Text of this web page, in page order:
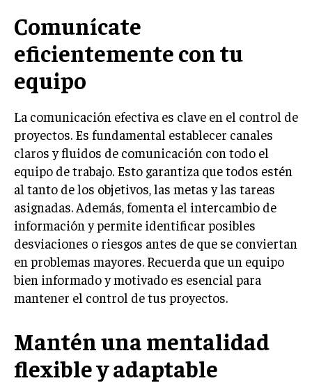
ALIANZAS ESTRATÉGICAS
TECNOLOGIA
SOSTENIBILIDAD Y MEDIO AMBIENTE
TRANSFORMACIÓN DIGITAL
ANALÍTICA EMPRESARIAL Y BUSINESS
INTELLIGENCE
CIBERSEGURIDAD EMPRESARIAL
ESTRATEGIA
EMPRESAS FAMILIARES Y SUCESIÓN
GESTIÓN DEL RIESGO EMPRESARIAL
NEGOCIACIÓN Y RESOLUCIÓN DE CONFLICTOS
ÉXITO EMPRESARIAL Y CASOS DE ESTUDIO
GOBIERNO CORPORATIVO
Comunícate
eficientemente con tu
equipo
La comunicación efectiva es clave en el control de
proyectos. Es fundamental establecer canales
claros y fluidos de comunicación con todo el
equipo de trabajo. Esto garantiza que todos estén
al tanto de los objetivos, las metas y las tareas
asignadas. Además, fomenta el intercambio de
información y permite identificar posibles
desviaciones o riesgos antes de que se conviertan
en problemas mayores. Recuerda que un equipo
bien informado y motivado es esencial para
mantener el control de tus proyectos.
Mantén una mentalidad
flexible y adaptable